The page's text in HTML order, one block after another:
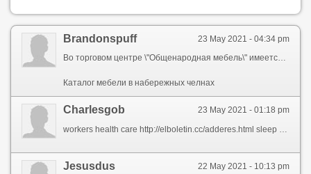
23 May 2021 - 04:34 pm
Brandonspuff
Во торговом центре \"Общенародная мебель\" имеется все без исключения, то что необходимо с целью обустройства Вашей новейшей жилплощади во Больверкских Челнах. Я рекомендуем большой подбор шестикорпусный также нежной мебели, отделанных комплектов с целью комнат для гостей, кухонь, жилых комнат, прихожих также младенческих.
Каталог мебели в набережных челнах
23 May 2021 - 01:18 pm
Charlesgob
workers health care http://elboletin.cc/adderes.html sleep herbal cfv-marianne.nl/redfr.html period cramp remedies
22 May 2021 - 10:13 pm
Jesusdus